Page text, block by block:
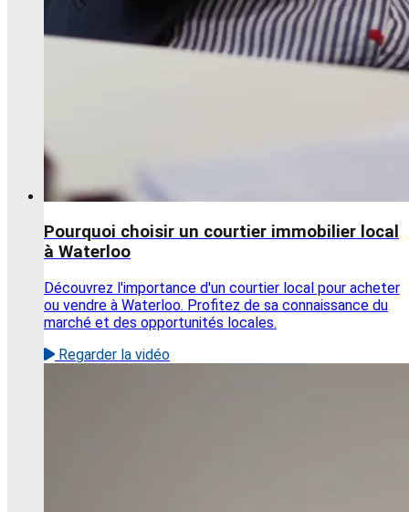
Pourquoi choisir un courtier immobilier local
à Waterloo
Découvrez l'importance d'un courtier local pour acheter
ou vendre à Waterloo. Profitez de sa connaissance du
marché et des opportunités locales.
Regarder la vidéo